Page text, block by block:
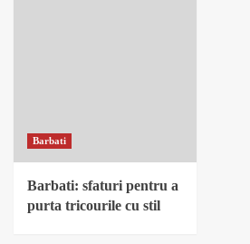
Barbati
Barbati: sfaturi pentru a
purta tricourile cu stil